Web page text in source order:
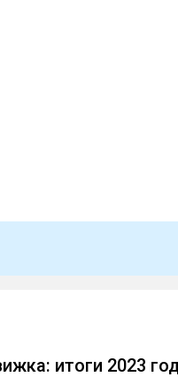
итоги 2023